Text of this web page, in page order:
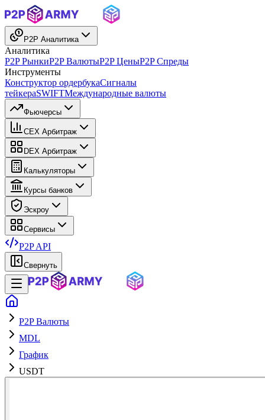
P2P Аналитика
Аналитика
P2P РынкиP2P ВалютыP2P ЦеныP2P Спреды
Инструменты
Конструктор ордербукаСигналы
тейкераSWIFTМеждународные валюты
Фьючерсы
CEX Арбитраж
DEX Арбитраж
Калькуляторы
Курсы банков
Эскроу
Сервисы
P2P API
Свернуть
P2P Валюты
MDL
График
USDT